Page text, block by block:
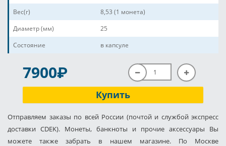
Вес(г)
8,53 (1 монета)
Диаметр (мм)
25
Состояние
в капсуле
7900P
Купить
Отправляем заказы по всей России (почтой и службой экспресс
доставки CDEK). Монеты, банкноты и прочие аксессуары Вы
можете также забрать в нашем магазине. По Москве